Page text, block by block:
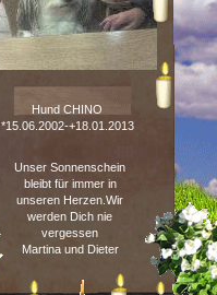
Hund CHINO
*15.06.2002-+18.01.2013
Unser Sonnenschein
bleibt für immer in
unseren Herzen.Wir
werden Dich nie
vergessen
Martina und Dieter